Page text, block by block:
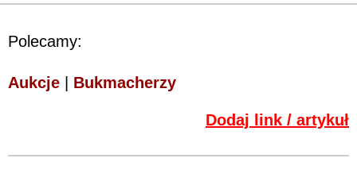
Polecamy:
Aukcje Bukmacherzy
Dodaj link / artykuł